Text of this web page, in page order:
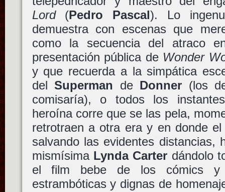
Lord(Pedro Pascal). Lo
demuestra con escenas que
como la secuencia del atraco
presentación pública de Wonder
y que recuerda a la simpática
delSuperman de Donner (los
comisaría), o todos los
heroína corre que se las pela,
retrotraen a otra era y en donde
salvando las evidentes distancias,
mismísima Lynda Carter dándolo
el film bebe de los cómics y
estrambóticas y dignas de